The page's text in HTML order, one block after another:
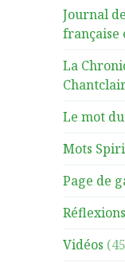
Journal
française
La
Le mot
Mots
Page de
Réflexions
Vidéos